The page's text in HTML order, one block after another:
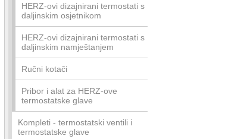
HERZ-ovi dizajnirani termostati s
daljinskim osjetnikom
HERZ-ovi dizajnirani termostati s
daljinskim namještanjem
Ručni kotači
Pribor i alat za HERZ-ove
termostatske glave
Kompleti - termostatski ventili i
termostatske glave